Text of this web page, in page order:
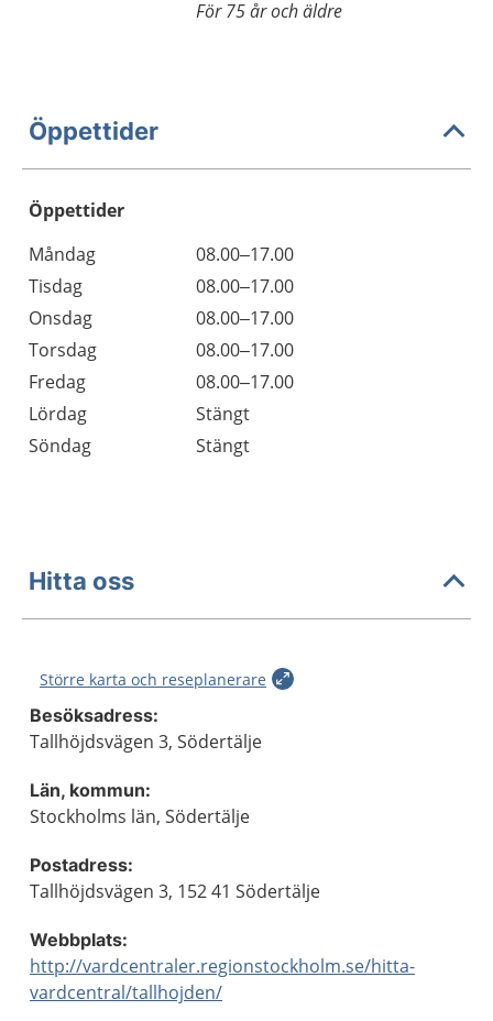
För 75 år och äldre
Öppettider
Öppettider
Dag
Öppettider
Kommentarer
Måndag
08.00–17.00
Tisdag
08.00–17.00
Onsdag
08.00–17.00
Torsdag
08.00–17.00
Fredag
08.00–17.00
Lördag
Stängt
Söndag
Stängt
Hitta oss
Större karta och reseplanerare
Besöksadress:
Tallhöjdsvägen 3, Södertälje
Län, kommun:
Stockholms län, Södertälje
Postadress:
Tallhöjdsvägen 3, 152 41 Södertälje
Webbplats:
http://vardcentraler.regionstockholm.se/hitta-
vardcentral/tallhojden/